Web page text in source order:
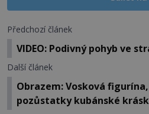
Předchozí článek
VIDEO: Podivný pohyb ve
Další článek
Obrazem: Vosková
pozůstatky kubánské